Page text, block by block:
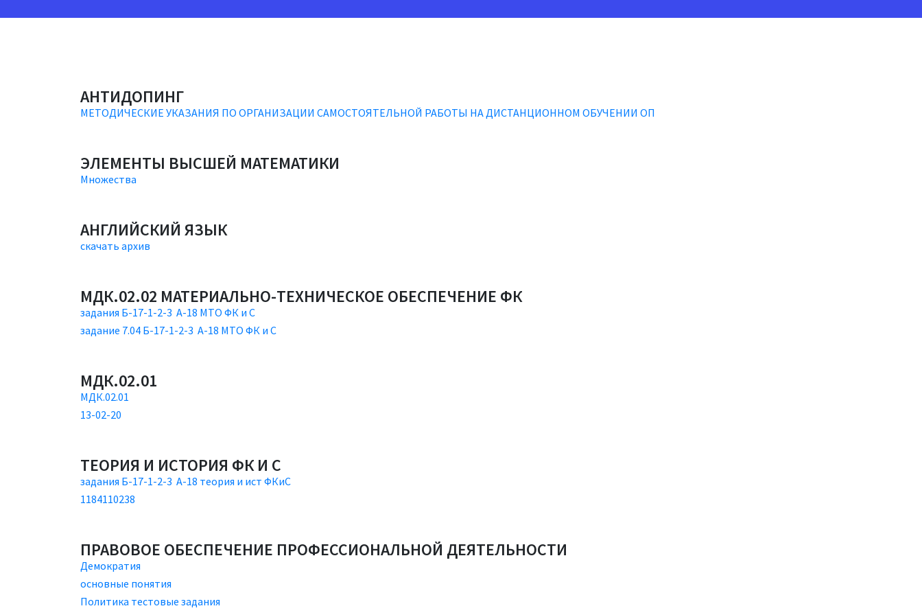
АНТИДОПИНГ
МЕТОДИЧЕСКИЕ УКАЗАНИЯ ПО ОРГАНИЗАЦИИ САМОСТОЯТЕЛЬНОЙ РАБОТЫ НА ДИСТАНЦИОННОМ ОБУЧЕНИИ ОП
ЭЛЕМЕНТЫ ВЫСШЕЙ МАТЕМАТИКИ
Множества
АНГЛИЙСКИЙ ЯЗЫК
скачать архив
МДК.02.02 МАТЕРИАЛЬНО-ТЕХНИЧЕСКОЕ ОБЕСПЕЧЕНИЕ ФК
задания Б-17-1-2-3 А-18 МТО ФК и С
задание 7.04 Б-17-1-2-3 А-18 МТО ФК и С
МДК.02.01
МДК.02.01
13-02-20
ТЕОРИЯ И ИСТОРИЯ ФК И С
задания Б-17-1-2-3 А-18 теория и ист ФКиС
1184110238
ПРАВОВОЕ ОБЕСПЕЧЕНИЕ ПРОФЕССИОНАЛЬНОЙ ДЕЯТЕЛЬНОСТИ
Демократия
основные понятия
Политика тестовые задания